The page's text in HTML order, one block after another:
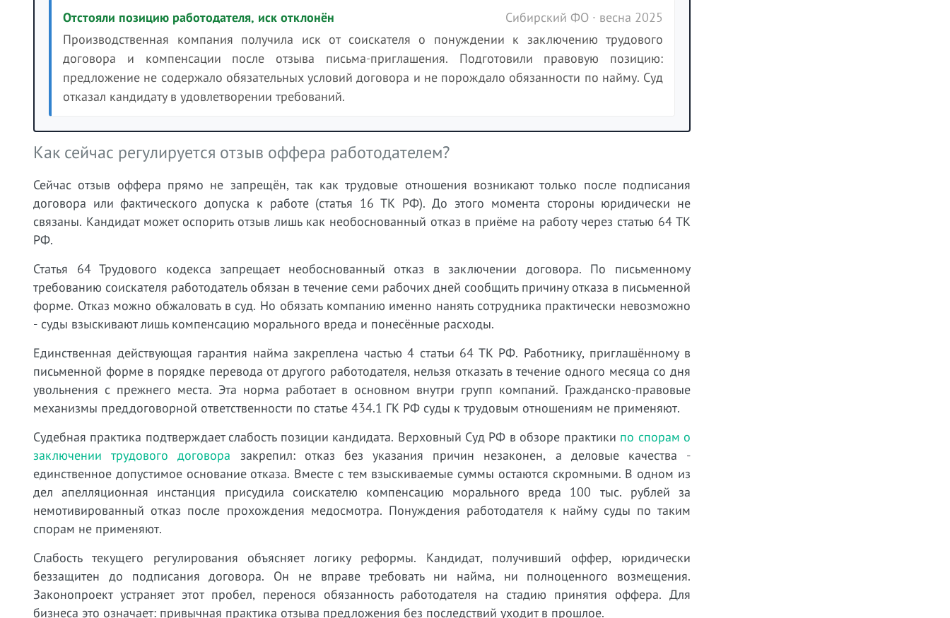
Отстояли позицию работодателя, иск отклонён
Сибирский ФО · весна 2025
Производственная компания получила иск от соискателя о понуждении к заключению трудового
договора и компенсации после отзыва письма-приглашения. Подготовили правовую позицию:
предложение не содержало обязательных условий договора и не порождало обязанности по найму. Суд
отказал кандидату в удовлетворении требований.
Как сейчас регулируется отзыв оффера работодателем?
Сейчас отзыв оффера прямо не запрещён, так как трудовые отношения возникают только после подписания
договора или фактического допуска к работе (статья 16 ТК РФ). До этого момента стороны юридически не
связаны. Кандидат может оспорить отзыв лишь как необоснованный отказ в приёме на работу через статью 64 ТК
РФ.
Статья 64 Трудового кодекса запрещает необоснованный отказ в заключении договора. По письменному
требованию соискателя работодатель обязан в течение семи рабочих дней сообщить причину отказа в письменной
форме. Отказ можно обжаловать в суд. Но обязать компанию именно нанять сотрудника практически невозможно
- суды взыскивают лишь компенсацию морального вреда и понесённые расходы.
Единственная действующая гарантия найма закреплена частью 4 статьи 64 ТК РФ. Работнику, приглашённому в
письменной форме в порядке перевода от другого работодателя, нельзя отказать в течение одного месяца со дня
увольнения с прежнего места. Эта норма работает в основном внутри групп компаний. Гражданско-правовые
механизмы преддоговорной ответственности по статье 434.1 ГК РФ суды к трудовым отношениям не применяют.
Судебная практика подтверждает слабость позиции кандидата. Верховный Суд РФ в обзоре практики по спорам о
заключении трудового договора закрепил: отказ без указания причин незаконен, а деловые качества -
единственное допустимое основание отказа. Вместе с тем взыскиваемые суммы остаются скромными. В одном из
дел апелляционная инстанция присудила соискателю компенсацию морального вреда 100 тыс. рублей за
немотивированный отказ после прохождения медосмотра. Понуждения работодателя к найму суды по таким
спорам не применяют.
Слабость текущего регулирования объясняет логику реформы. Кандидат, получивший оффер, юридически
беззащитен до подписания договора. Он не вправе требовать ни найма, ни полноценного возмещения.
Законопроект устраняет этот пробел, перенося обязанность работодателя на стадию принятия оффера. Для
бизнеса это означает: привычная практика отзыва предложения без последствий уходит в прошлое.